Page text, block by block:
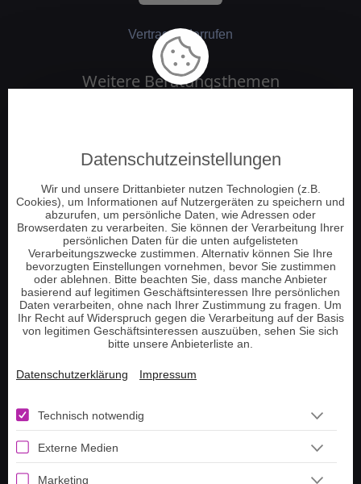
Vertrag widerrufen
Weitere Beratungsthemen
Jenseitskontakt
Schamanische Beratung
Numerologie
Tierkommunikation
Energie und Chakrenarbeit
Pendeln und Tensoren
Hellsehen am Telefon
Tarot Kartenlegen
Lenormand Kartenlegen
Telefonnummer aufladen
Datenschutzeinstellungen
Wir und unsere Drittanbieter nutzen Technologien (z.B.
Cookies), um Informationen auf Nutzergeräten zu speichern und
abzurufen, um persönliche Daten, wie Adressen oder
Browserdaten zu verarbeiten. Sie können der Verarbeitung Ihrer
persönlichen Daten für die unten aufgelisteten
Verarbeitungszwecke zustimmen. Alternativ können Sie Ihre
bevorzugten Einstellungen vornehmen, bevor Sie zustimmen
oder ablehnen. Bitte beachten Sie, dass manche Anbieter
basierend auf legitimen Geschäftsinteressen Ihre persönlichen
Daten verarbeiten, ohne nach Ihrer Zustimmung zu fragen. Um
Ihr Recht auf Widerspruch gegen die Verarbeitung auf der Basis
von legitimen Geschäftsinteressen auszuüben, sehen Sie sich
bitte unsere Anbieterliste an.
Datenschutzerklärung Impressum
Technisch notwendig
Externe Medien
Marketing